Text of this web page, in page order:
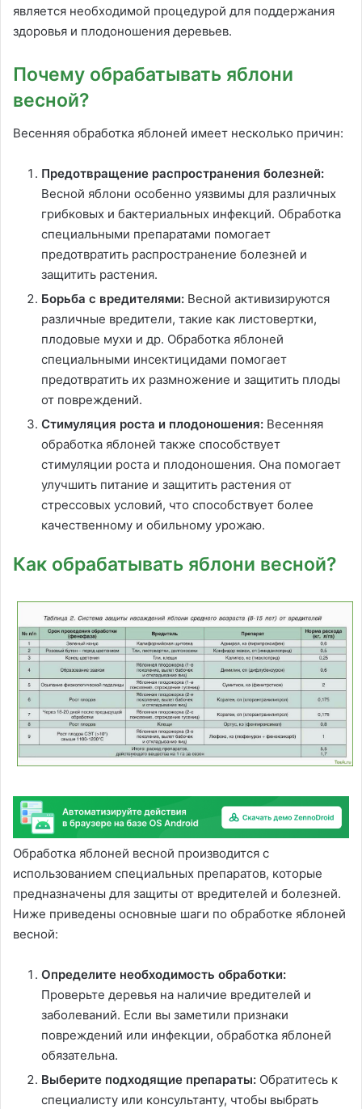
является необходимой процедурой для поддержания
здоровья и плодоношения деревьев.
Почему обрабатывать яблони
весной?
Весенняя обработка яблоней имеет несколько причин:
Предотвращение распространения болезней:
Весной яблони особенно уязвимы для различных
грибковых и бактериальных инфекций. Обработка
специальными препаратами помогает
предотвратить распространение болезней и
защитить растения.
Борьба с вредителями: Весной активизируются
различные вредители, такие как листовертки,
плодовые мухи и др. Обработка яблоней
специальными инсектицидами помогает
предотвратить их размножение и защитить плоды
от повреждений.
Стимуляция роста и плодоношения: Весенняя
обработка яблоней также способствует
стимуляции роста и плодоношения. Она помогает
улучшить питание и защитить растения от
стрессовых условий, что способствует более
качественному и обильному урожаю.
Как обрабатывать яблони весной?
Обработка яблоней весной производится с
использованием специальных препаратов, которые
предназначены для защиты от вредителей и болезней.
Ниже приведены основные шаги по обработке яблоней
весной:
Определите необходимость обработки:
Проверьте деревья на наличие вредителей и
заболеваний. Если вы заметили признаки
повреждений или инфекции, обработка яблоней
обязательна.
Выберите подходящие препараты: Обратитесь к
специалисту или консультанту, чтобы выбрать